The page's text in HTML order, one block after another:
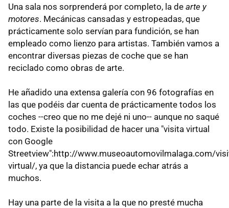
Una sala nos sorprenderá por completo, la de arte y
motores. Mecánicas cansadas y estropeadas, que
prácticamente solo servían para fundición, se han
empleado como lienzo para artistas. También vamos a
encontrar diversas piezas de coche que se han
reciclado como obras de arte.
He añadido una extensa galería con 96 fotografías en
las que podéis dar cuenta de prácticamente todos los
coches --creo que no me dejé ni uno-- aunque no saqué
todo. Existe la posibilidad de hacer una "visita virtual
con Google
Streetview":http://www.museoautomovilmalaga.com/
virtual/, ya que la distancia puede echar atrás a
muchos.
Hay una parte de la visita a la que no presté mucha